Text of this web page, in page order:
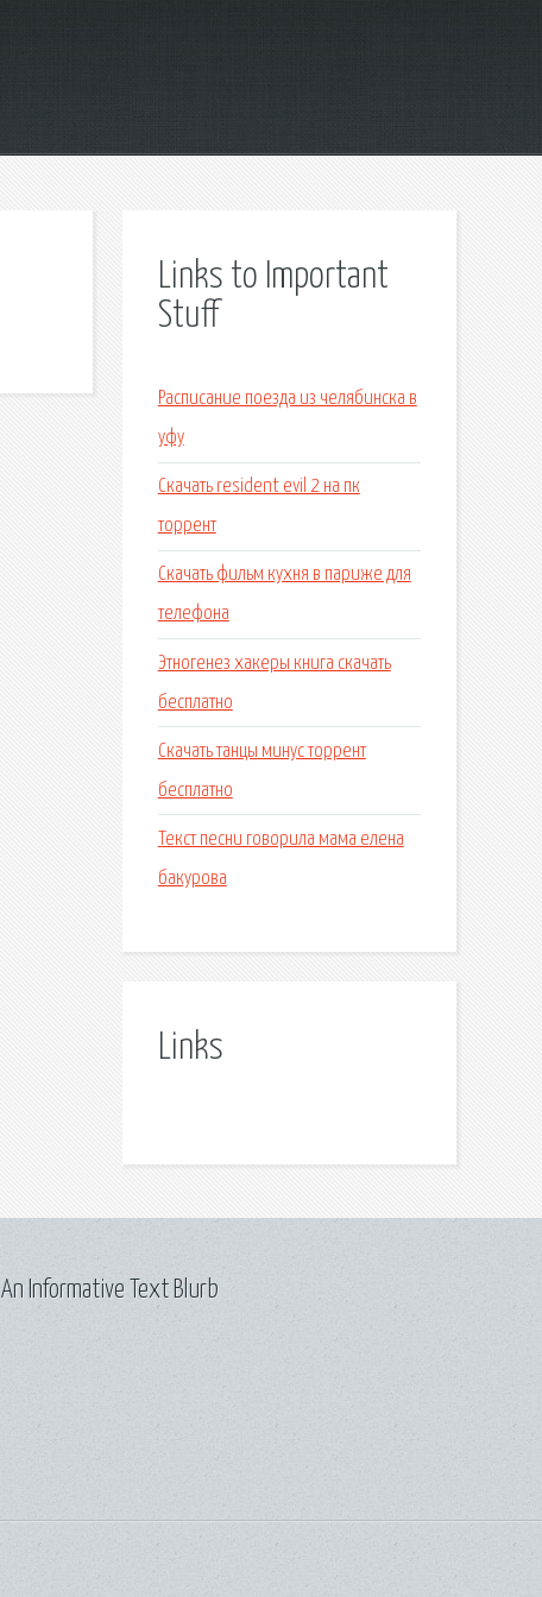
Links to Important
Stuff
Расписание поезда из челябинска в
уфу
Скачать resident evil 2 на пк
торрент
Скачать фильм кухня в париже для
телефона
Этногенез хакеры книга скачать
бесплатно
Скачать танцы минус торрент
бесплатно
Текст песни говорила мама елена
бакурова
Links
An Informative Text Blurb